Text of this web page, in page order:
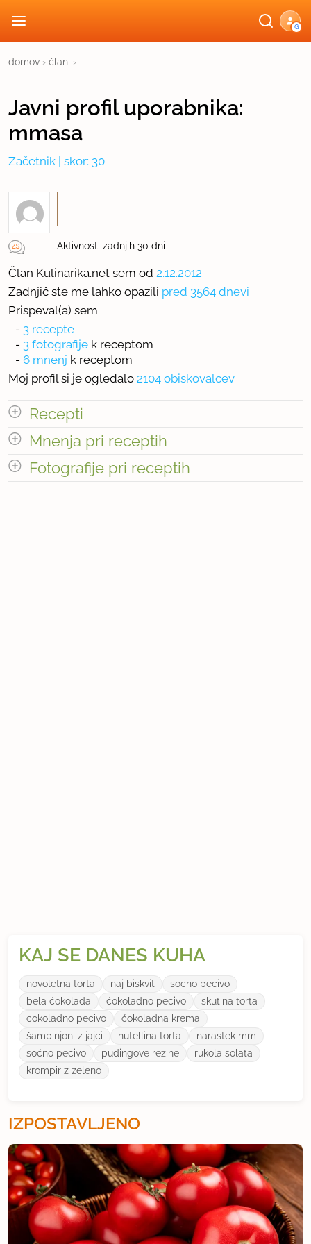
G
domov › člani ›
Javni profiluporabnika:
mmasa
Začetnik | skor: 30
Aktivnosti zadnjih 30 dni
Član Kulinarika.net sem od 2.12.2012
Zadnjič ste me lahko opazili pred 3564 dnevi
Prispeval(a) sem
- 3 recepte
- 3 fotografije k receptom
- 6 mnenj k receptom
Moj profil si je ogledalo 2104 obiskovalcev
Recepti
Število receptov: 3
Mnenja pri receptih
odpri vse
Fotografije pri receptih
KAJ SE DANES KUHA
novoletna torta naj biskvit
socno pecivo
bela ćokolada
ćokoladno pecivo
skutina torta
cokoladno pecivo
ćokoladna krema
šampinjoni z jajci
nutellina torta
narastek mm
soćno pecivo
pudingove rezine
rukola solata
krompir z zeleno
IZPOSTAVLJENO